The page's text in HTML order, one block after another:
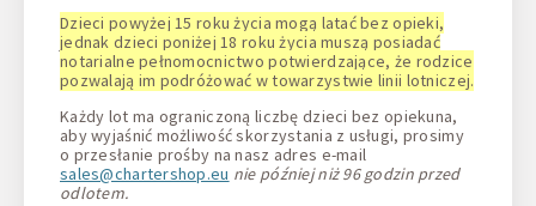
Dzieci powyżej 15 roku życia mogą latać bez opieki,
jednak dzieci poniżej 18 roku życia muszą posiadać
notarialne pełnomocnictwo potwierdzające, że rodzice
pozwalają im podróżować w towarzystwie linii lotniczej.
Każdy lot ma ograniczoną liczbę dzieci bez opiekuna,
aby wyjaśnić możliwość skorzystania z usługi, prosimy
o przesłanie prośby na nasz adres e-mail
sales@chartershop.eu nie później niż 96 godzin przed
odlotem.